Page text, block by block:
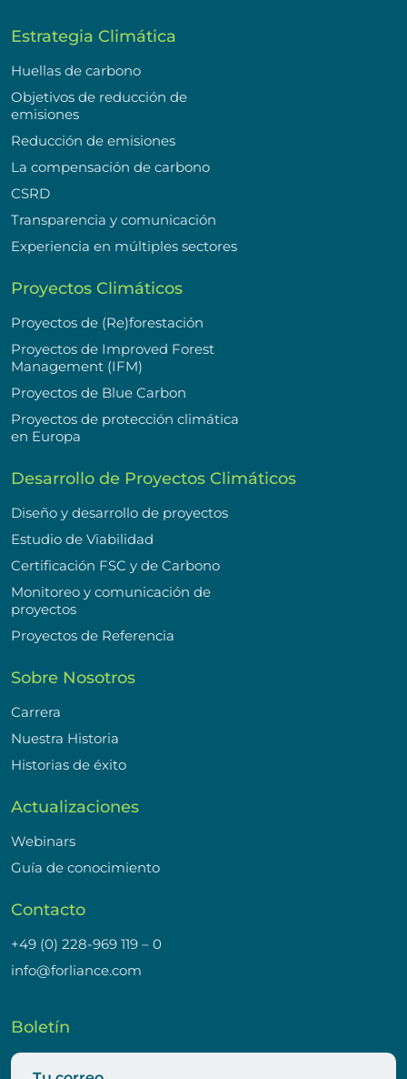
Estrategia Climática
Huellas de carbono
Objetivos de reducción de
emisiones
Reducción de emisiones
La compensación de carbono
CSRD
Transparencia y comunicación
Experiencia en múltiples sectores
Proyectos Climáticos
Proyectos de (Re)forestación
Proyectos de Improved Forest
Management (IFM)
Proyectos de Blue Carbon
Proyectos de protección climática
en Europa
Desarrollo de Proyectos Climáticos
Diseño y desarrollo de proyectos
Estudio de Viabilidad
Certificación FSC y de Carbono
Monitoreo y comunicación de
proyectos
Proyectos de Referencia
Sobre Nosotros
Carrera
Nuestra Historia
Historias de éxito
Actualizaciones
Webinars
Guía de conocimiento
Contacto
+49 (0) 228-969 119 – 0
info@forliance.com
Boletín